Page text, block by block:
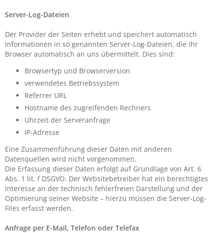
Server-Log-Dateien
Der Provider der Seiten erhebt und speichert automatisch
Informationen in so genannten Server-Log-Dateien, die Ihr
Browser automatisch an uns übermittelt. Dies sind:
Browsertyp und Browserversion
verwendetes Betriebssystem
Referrer URL
Hostname des zugreifenden Rechners
Uhrzeit der Serveranfrage
IP-Adresse
Eine Zusammenführung dieser Daten mit anderen
Datenquellen wird nicht vorgenommen.
Die Erfassung dieser Daten erfolgt auf Grundlage von Art. 6
Abs. 1 lit. f DSGVO. Der Websitebetreiber hat ein berechtigtes
Interesse an der technisch fehlerfreien Darstellung und der
Optimierung seiner Website – hierzu müssen die Server-Log-
Files erfasst werden.
Anfrage per E-Mail, Telefon oder Telefax